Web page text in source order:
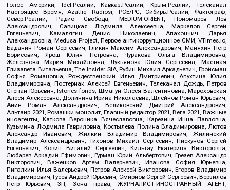
Голос Америки, Idel.Реалии, Кавказ.Реалии, Крым.Реалии, Телеканал
Настоящее Время, Azatliq Radiosi, PCE/PC, Сибирь.Реалии, Фактограф,
Север.Реалии, Радио Свобода, MEDIUM-ORIENT, Пономарев Лев
Александрович, Савицкая Людмила Алексеевна, Маркелов Сергей
Евгеньевич, Камалягин Денис Николаевич, Апахончич Дарья
Александровна, Medusa Project, Первое антикоррупционное СМИ, VTimes.io,
Баданин Роман Сергеевич, Гликин Максим Александрович, Маняхин Петр
Борисович, Ярош Юлия Петровна, Чуракова Ольга Владимировна,
Железнова Мария Михайловна, Лукьянова Юлия Сергеевна, Маетная
Елизавета Витальевна, The Insider SIA, Рубин Михаил Аркадьевич, Гройсман
Софья Романовна, Рождественский Илья Дмитриевич, Апухтина Юлия
Владимировна, Постернак Алексей Евгеньевич, Телеканал Дождь, Петров
Степан Юрьевич, Istories fonds, Шмагун Олеся Валентиновна, Мароховская
Алеся Алексеевна, Долинина Ирина Николаевна, Шлейнов Роман Юрьевич,
Анин Роман Александрович, Великовский Дмитрий Александрович,
Альтаир 2021, Ромашки монолит, Главный редактор 2021, Вега 2021, Важные
иноагенты, Каткова Вероника Вячеславовна, Карезина Инна Павловна,
Кузьмина Людмила Гавриловна, Костылева Полина Владимировна, Лютов
Александр Иванович, Жилкин Владимир Владимирович, Жилинский
Владимир Александрович, Тихонов Михаил Сергеевич, Пискунов Сергей
Евгеньевич, Ковин Виталий Сергеевич, Кильтау Екатерина Викторовна,
Любарев Аркадий Ефимович, Гурман Юрий Альбертович, Грезев Александр
Викторович, Важенков Артем Валерьевич, Иванова София Юрьевна,
Пигалкин Илья Валерьевич, Петров Алексей Викторович, Егоров Владимир
Владимирович, Гусев Андрей Юрьевич, Смирнов Сергей Сергеевич, Верзилов
Петр Юрьевич, ЗП, Зона права, ЖУРНАЛИСТ-ИНОСТРАННЫЙ АГЕНТ,